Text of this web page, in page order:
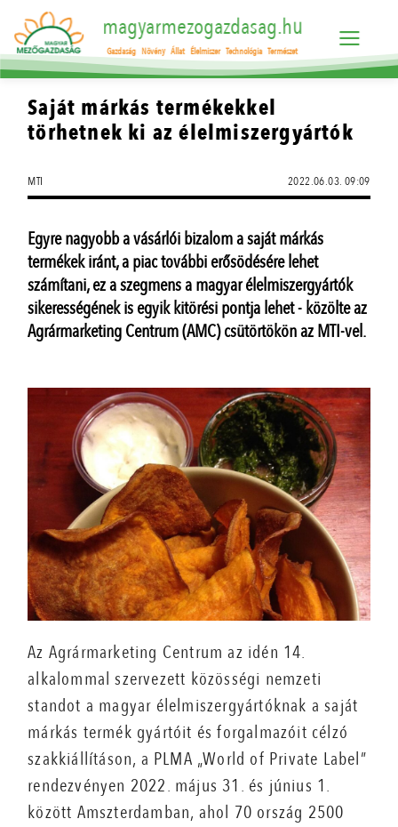
magyarmezogazdasag.hu
Gazdaság Növény Állat Élelmiszer Technológia Természet
Saját márkás termékekkel
törhetnek ki az élelmiszergyártók
MTI 2022.06.03. 09:09
Egyre nagyobb a vásárlói bizalom a saját márkás
termékek iránt, a piac további erősödésére lehet
számítani, ez a szegmens a magyar élelmiszergyártók
sikerességének is egyik kitörési pontja lehet - közölte az
Agrármarketing Centrum (AMC) csütörtökön az MTI-vel.
Az Agrármarketing Centrum az idén 14.
alkalommal szervezett közösségi nemzeti
standot a magyar élelmiszergyártóknak a saját
márkás termék gyártóit és forgalmazóit célzó
szakkiállításon, a PLMA „World of Private Label”
rendezvényen 2022. május 31. és június 1.
között Amszterdamban, ahol 70 ország 2500